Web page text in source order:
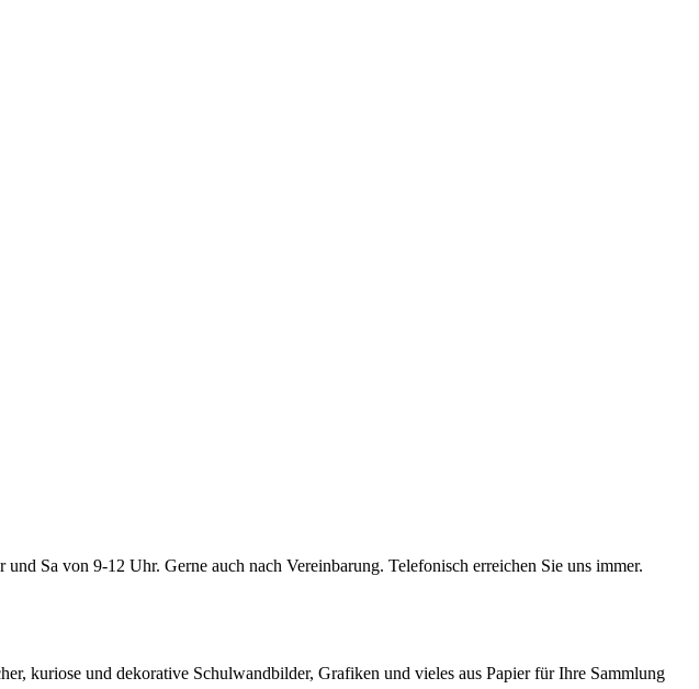
Sa von 9-12 Uhr. Gerne auch nach Vereinbarung. Telefonisch erreichen Sie uns immer.
kuriose und dekorative Schulwandbilder, Grafiken und vieles aus Papier für Ihre Sammlung